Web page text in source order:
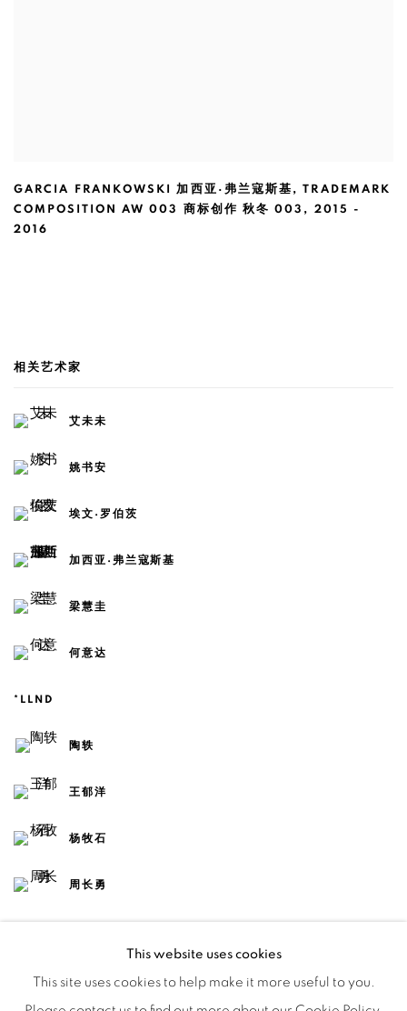
GARCIA FRANKOWSKI 加西亚·弗兰寇斯基 ,TRADEMARK
COMPOSITION AW 003 商标创作 秋冬 003 , 2015 -
2016
相关艺术家
艾未未
姚书安
埃文·罗伯茨
加西亚·弗兰寇斯基
梁慧圭
何意达
*LLND
陶轶
王郁洋
杨牧石
周长勇
This website uses cookies
This site uses cookies to help make it more useful to you.